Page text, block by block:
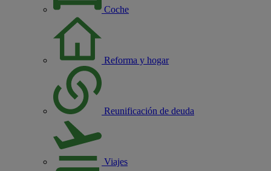
Coche
Reforma y hogar
Reunificación de deuda
Viajes